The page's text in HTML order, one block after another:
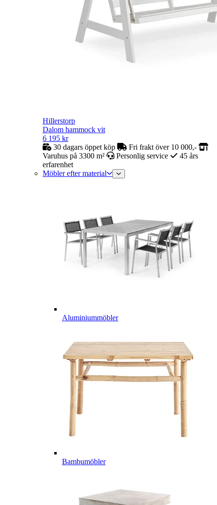
Hillerstorp
Dalom hammock vit
6 195 kr
30 dagars öppet köp
Fri frakt över 10 000,-
Varuhus på 3300 m²
Personlig service
45 års
erfarenhet
Möbler efter material
Aluminiummöbler
Bambumöbler